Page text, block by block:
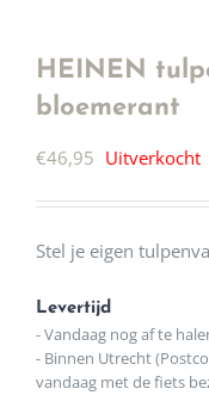
HEINEN
bloemerant
€46,95 Uitverkocht
Stel je eigen
Levertijd
- Vandaag nog af te
- Binnen Utrecht
vandaag met de fiets